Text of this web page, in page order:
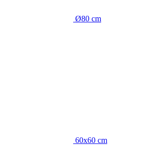
Ø80 cm
60x60 cm